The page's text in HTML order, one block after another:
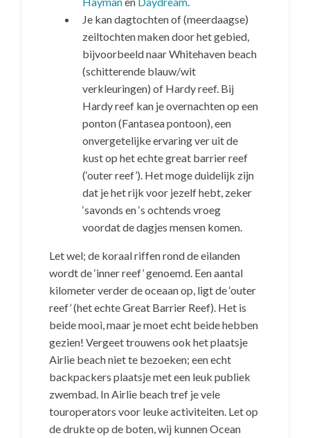
Je kan dagtochten of (meerdaagse)
zeiltochten maken door het gebied,
bijvoorbeeld naar Whitehaven beach
(schitterende blauw/wit
verkleuringen) of Hardy reef. Bij
Hardy reef kan je overnachten op een
ponton (Fantasea pontoon), een
onvergetelijke ervaring ver uit de
kust op het echte great barrier reef
(‘outer reef’). Het moge duidelijk zijn
dat je het rijk voor jezelf hebt, zeker
‘savonds en ‘s ochtends vroeg
voordat de dagjes mensen komen.
Let wel; de koraal riffen rond de eilanden
wordt de ‘inner reef’ genoemd. Een aantal
kilometer verder de oceaan op, ligt de ‘outer
reef’ (het echte Great Barrier Reef). Het is
beide mooi, maar je moet echt beide hebben
gezien! Vergeet trouwens ook het plaatsje
Airlie beach niet te bezoeken; een echt
backpackers plaatsje met een leuk publiek
zwembad. In Airlie beach tref je vele
touroperators voor leuke activiteiten. Let op
de drukte op de boten, wij kunnen Ocean